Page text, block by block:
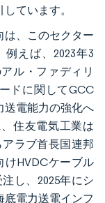
ています。
は、このセクター
えば、2023年3
ル・ファディリ
ドに関してGCC
送電能力の強化へ
住友電気工業は
ラブ首長国連邦
けHVDCケーブル
し、2025年にシ
電力送電インフ